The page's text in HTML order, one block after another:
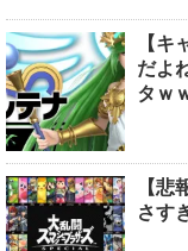
【キ
だよ
タｗ
【悲
さす